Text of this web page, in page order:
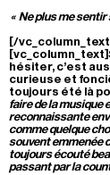
« Ne plus me sentir
[/
hésiter, c’est
curieuse et
toujours été là
faire de la musique
reconnaissante
comme quelque
souvent emmenée
toujours écouté
passant par la